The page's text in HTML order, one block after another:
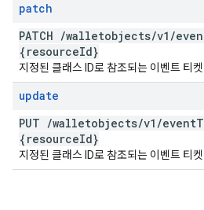
patch
PATCH /walletobjects/v1 /
{resourceId}
지정된 클래스 ID로 참조되는 이벤트 티
update
PUT /walletobjects/v1 /event
{resourceId}
지정된 클래스 ID로 참조되는 이벤트 티